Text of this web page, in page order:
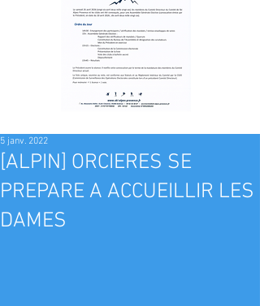
[ALPIN] ORCIERES SE
PREPARE A ACCUEILLIR LES
DAMES
5 janv. 2022